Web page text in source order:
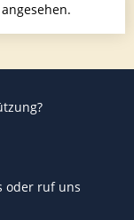
oder ruf uns